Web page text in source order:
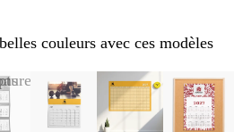
couleurs avec ces modèles
de stock